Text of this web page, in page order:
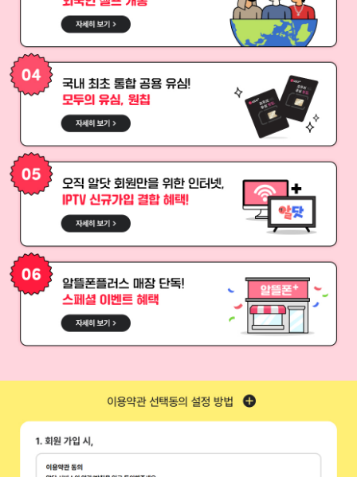
03. 외국인 고객만을 위한! 외국인 셀프개통
국내 최초 통합 공용 유심! 모두의 유심, 원칩
05. 오직 알닷 회원만을 위한 인터넷, IPTV 신규가입 결합 혜택!